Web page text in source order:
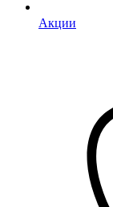
Акции